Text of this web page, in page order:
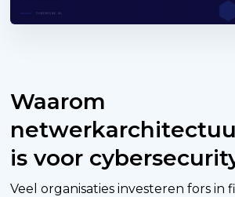
Waarom
is voor
Veel organisaties investeren fors in